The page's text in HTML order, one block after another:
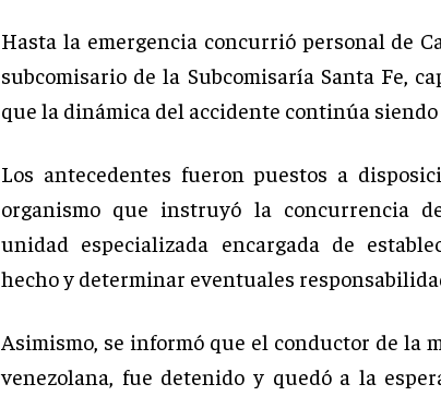
Hasta la emergencia concurrió personal de
subcomisario de la Subcomisaría Santa Fe,
que la dinámica del accidente continúa
Los antecedentes fueron puestos a
organismo que instruyó la concurrencia
unidad especializada encargada de
hecho y determinar eventuales
Asimismo, se informó que el conductor de la
venezolana, fue detenido y quedó a la